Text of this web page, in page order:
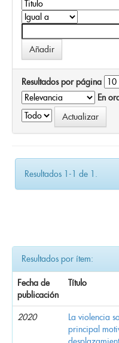
Resultados por página
En
Resultados 1-1 de 1.
Resultados por ítem:
Fecha de
publicación
Título
2020
La violencia
principal